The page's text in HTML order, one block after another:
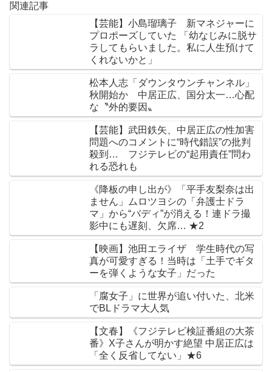
関連記事
【芸能】小島瑠璃子 新マネジャーに
プロポーズしていた 「幼なじみに脱サ
ラしてもらいました。私に人生預けて
くれないかと」
松本人志「ダウンタウンチャンネル」
秋開始か 中居正広、国分太一…心配
な〝外的要因〟
【芸能】武田鉄矢、中居正広の性加害
問題へのコメントに“時代錯誤”の批判
殺到… フジテレビの“起用責任”問わ
れる恐れも
《降板の申し出が》「平手友梨奈は出
ません」ムロツヨシの「弁護士ドラ
マ」から“バディ”が消える！連ドラ撮
影中にも遅刻、欠席… ★2
【映画】池田エライザ 学生時代の写
真が可愛すぎる！当時は「土手でギタ
ーを弾くような女子」だった
「腐女子」に世界が追い付いた、北米
でBLドラマ大人気
【文春】《フジテレビ検証番組の大茶
番》X子さんが明かす絶望 中居正広は
「全く反省してない」★6